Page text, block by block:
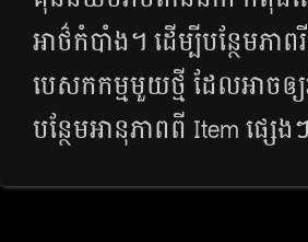
អាថ៌កំបាំង។​ ដើម្បី​បន្ថែម​ភ
បេសកកម្ម​មួយ​ថ្មី ដែល​អាច​ឲ្
បន្ថែម​អានុភាព​ពី​ Item ផ្សេ